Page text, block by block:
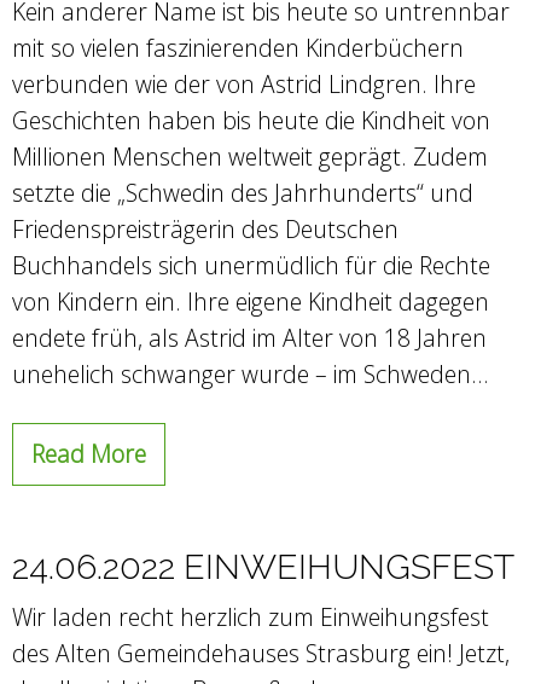
Kein anderer Name ist bis heute so untrennbar
mit so vielen faszinierenden Kinderbüchern
verbunden wie der von Astrid Lindgren. Ihre
Geschichten haben bis heute die Kindheit von
Millionen Menschen weltweit geprägt. Zudem
setzte die „Schwedin des Jahrhunderts“ und
Friedenspreisträgerin des Deutschen
Buchhandels sich unermüdlich für die Rechte
von Kindern ein. Ihre eigene Kindheit dagegen
endete früh, als Astrid im Alter von 18 Jahren
unehelich schwanger wurde – im Schweden…
Read More
24.06.2022 EINWEIHUNGSFEST
Wir laden recht herzlich zum Einweihungsfest
des Alten Gemeindehauses Strasburg ein! Jetzt,